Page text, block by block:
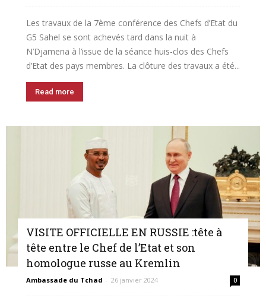
Les travaux de la 7ème conférence des Chefs d’Etat du
G5 Sahel se sont achevés tard dans la nuit à
N’Djamena à l’issue de la séance huis-clos des Chefs
d’Etat des pays membres. La clôture des travaux a été...
Read more
VISITE OFFICIELLE EN RUSSIE :tête à
tête entre le Chef de l’Etat et son
homologue russe au Kremlin
Ambassade du Tchad - 26 janvier 2024 0